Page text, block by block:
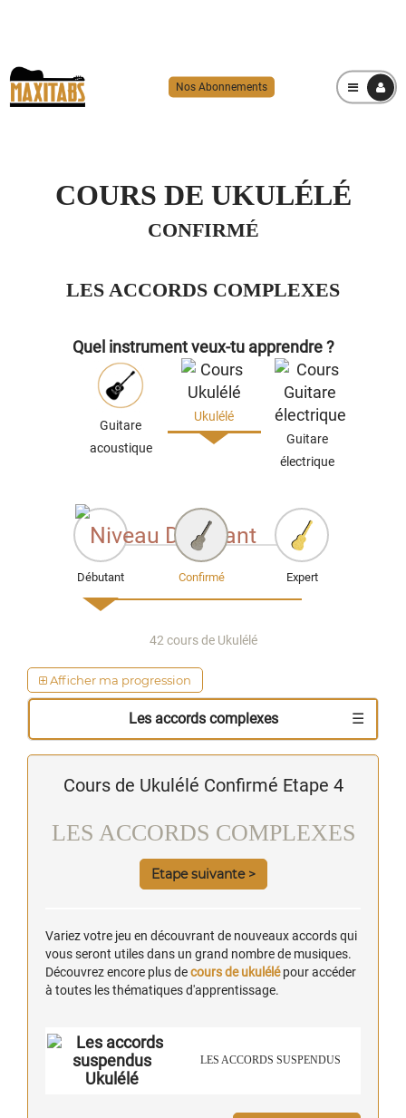
Nos Abonnements MENU
COURS DE UKULÉLÉ
CONFIRMÉ
LES ACCORDS COMPLEXES
Quel instrument veux-tu apprendre ?
Guitare
acoustique
Ukulélé
Guitare
électrique
Débutant Confirmé Expert
42 cours de Ukulélé
Afficher ma progression
Les
arpèges
Les
accords
barrés
Travailler
les
barrés
Les accords complexes
VidéoTabs
en
VidéoTabs
en
Cours de Ukulélé Confirmé Etape 4
LES ACCORDS COMPLEXES
Etape suivante >
Variez votre jeu en découvrant de nouveaux accords qui
vous seront utiles dans un grand nombre de musiques.
Découvrez encore plus decours de ukulélépour accéder
à toutes les thématiques d'apprentissage.
LES ACCORDS SUSPENDUS